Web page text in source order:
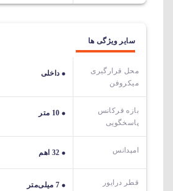
سایر ویژگی ها
محل قرارگیری
میکروفن
داخلی
بازه فرکانس
پاسخگویی
10 متر
امپدانس 32 اهم
قطر درایور 7 میلی‌متر